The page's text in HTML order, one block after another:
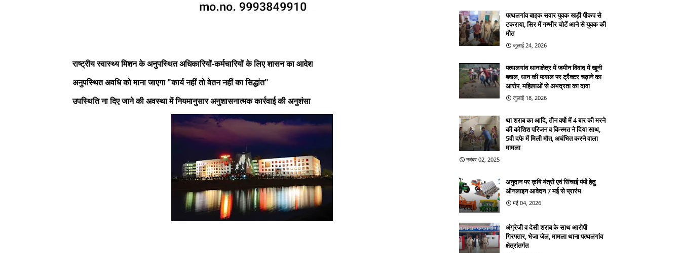
राष्ट्रीय स्वास्थ्य मिशन के अनुपस्थित अधिकारियों-कर्मचारियों के लिए शासन का आदेश
अनुपस्थित अवधि को माना जाएगा "कार्य नहीं तो वेतन नहीं का सिद्धांत"
उपस्थिति ना दिए जाने की अवस्था में नियमानुसार अनुशासनात्मक कार्रवाई की अनुशंसा
पत्थलगांव बाइक सवार युवक खड़ी पीकप से
टकराया, सिर में गम्भीर चोटें आने से युवक की
मौत
जुलाई 24, 2026
पत्थलगांव थानाक्षेत्र में जमीन विवाद में खूनी
बवाल, धान की फसल पर ट्रैक्टर चढ़ाने का
आरोप, महिलाओं से अभद्रता का दावा
जुलाई 18, 2026
था शराब का आदि, तीन वर्षो में 4 बार की मरने
की कोशिश परिजन व किस्मत ने दिया साथ,
5वी दफे में मिली मौत, अचंभित करने वाला
मामला
नवंबर 02, 2025
अनुदान पर कृषि यंत्रों एवं सिंचाई पंपों हेतु
ऑनलाइन आवेदन 7 मई से प्रारंभ
मई 04, 2026
अंग्रेजी व देसी शराब के साथ आरोपी
गिरफ्तार, भेजा जेल, मामला थाना पत्थलगांव
क्षेत्रांतर्गत